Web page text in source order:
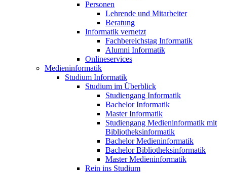
Personen
Lehrende und Mitarbeiter
Beratung
Informatik vernetzt
Fachbereichstag Informatik
Alumni Informatik
Onlineservices
Medieninformatik
Studium Informatik
Studium im Überblick
Studiengang Informatik
Bachelor Informatik
Master Informatik
Studiengang Medieninformatik mit
Bibliotheksinformatik
Bachelor Medieninformatik
Bachelor Bibliotheksinformatik
Master Medieninformatik
Rein ins Studium